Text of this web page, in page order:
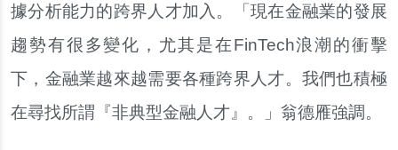
據分析能力的跨界人才加入。「現在金融業的發展
趨勢有很多變化，尤其是在FinTech浪潮的衝擊
下，金融業越來越需要各種跨界人才。我們也積極
在尋找所謂『非典型金融人才』。」翁德雁強調。